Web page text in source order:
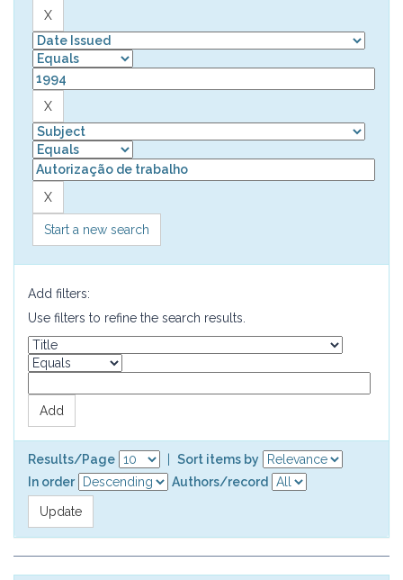
Start a new search
Add filters:
Use filters to refine the search results.
Results/Page
Sort items by
In order
Authors/record